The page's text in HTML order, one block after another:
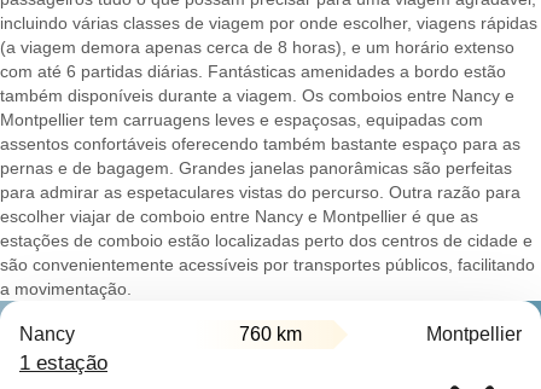
incluindo várias classes de viagem por onde escolher, viagens rápidas
(a viagem demora apenas cerca de 8 horas), e um horário extenso
com até 6 partidas diárias. Fantásticas amenidades a bordo estão
também disponíveis durante a viagem. Os comboios entre Nancy e
Montpellier tem carruagens leves e espaçosas, equipadas com
assentos confortáveis oferecendo também bastante espaço para as
pernas e de bagagem. Grandes janelas panorâmicas são perfeitas
para admirar as espetaculares vistas do percurso. Outra razão para
escolher viajar de comboio entre Nancy e Montpellier é que as
estações de comboio estão localizadas perto dos centros de cidade e
são convenientemente acessíveis por transportes públicos, facilitando
a movimentação.
Nancy 760 km Montpellier
1 estação